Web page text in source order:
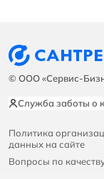
© ООО «Сервис-
Служба заботы о
Политика
данных на сайте
Вопросы по